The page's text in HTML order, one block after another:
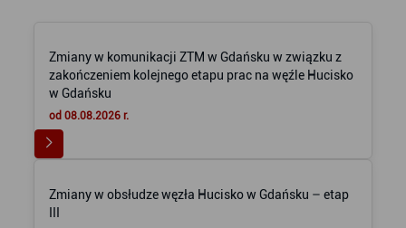
Zmiany w komunikacji ZTM w Gdańsku w związku z
zakończeniem kolejnego etapu prac na węźle Hucisko
w Gdańsku
od 08.08.2026 r.
Zmiany w obsłudze węzła Hucisko w Gdańsku – etap